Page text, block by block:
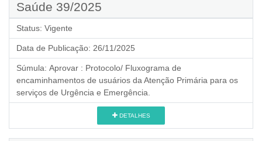
Saúde 39/2025
Status: Vigente
Data de Publicação: 26/11/2025
Súmula: Aprovar : Protocolo/ Fluxograma de
encaminhamentos de usuários da Atenção Primária para os
serviços de Urgência e Emergência.
DETALHES